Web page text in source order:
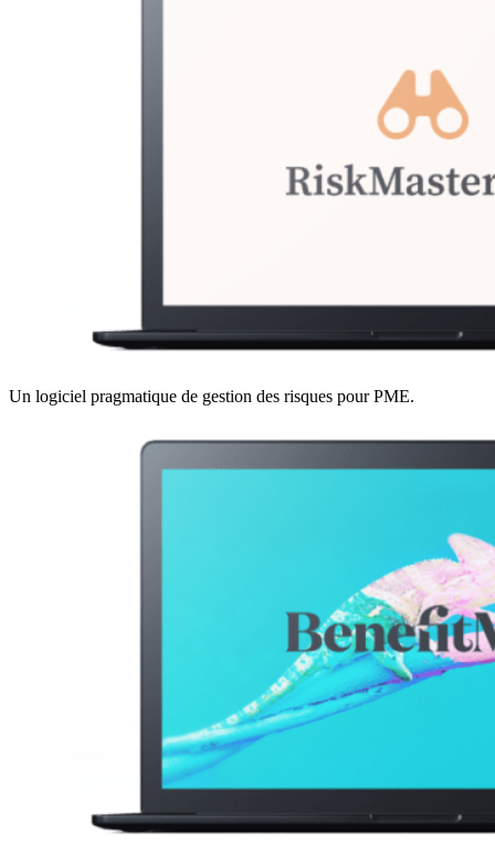
Un logiciel pragmatique de gestion des risques pour PME.